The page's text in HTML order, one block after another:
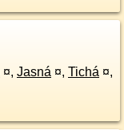
¤, Jasná ¤, Tichá ¤,